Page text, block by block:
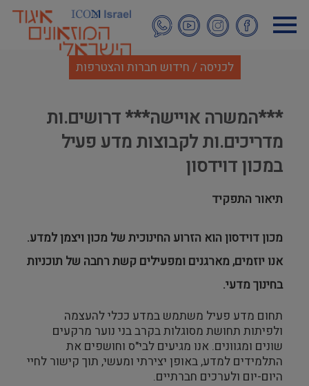
לתוכן
העיקרי
לכניסה / חידוש חברות והצטרפות
***המשרה אויישה*** דרושים.ות
מדריכים.ות לקבוצות מדע פעיל
במכון דוידסון
תיאור התפקיד
מכון דוידסון הוא הזרוע החינוכית של מכון ויצמן למדע.
אנו יוזמים, מארגנים ומפעילים קשת רחבה של תוכניות
בחינוך מדעי.
תחום מדע פעיל משתמש במדע ככלי להעצמה
ולפיתות תחושת מסוגלות בקרב בני נוער מרקעים
שונים ומגוונים. אנו מגיעים לבי"ס וחושפים את
התלמידים למדע, באופן יצירתי ומעשי, תוך קישור לחיי
היום-יום ולערכים חברתיים.